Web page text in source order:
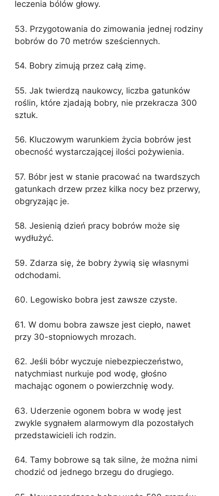
leczenia bólów głowy.
53. Przygotowania do zimowania jednej rodziny
bobrów do 70 metrów sześciennych.
54. Bobry zimują przez całą zimę.
55. Jak twierdzą naukowcy, liczba gatunków
roślin, które zjadają bobry, nie przekracza 300
sztuk.
56. Kluczowym warunkiem życia bobrów jest
obecność wystarczającej ilości pożywienia.
57. Bóbr jest w stanie pracować na twardszych
gatunkach drzew przez kilka nocy bez przerwy,
obgryzając je.
58. Jesienią dzień pracy bobrów może się
wydłużyć.
59. Zdarza się, że bobry żywią się własnymi
odchodami.
60. Legowisko bobra jest zawsze czyste.
61. W domu bobra zawsze jest ciepło, nawet
przy 30-stopniowych mrozach.
62. Jeśli bóbr wyczuje niebezpieczeństwo,
natychmiast nurkuje pod wodę, głośno
machając ogonem o powierzchnię wody.
63. Uderzenie ogonem bobra w wodę jest
zwykle sygnałem alarmowym dla pozostałych
przedstawicieli ich rodzin.
64. Tamy bobrowe są tak silne, że można nimi
chodzić od jednego brzegu do drugiego.